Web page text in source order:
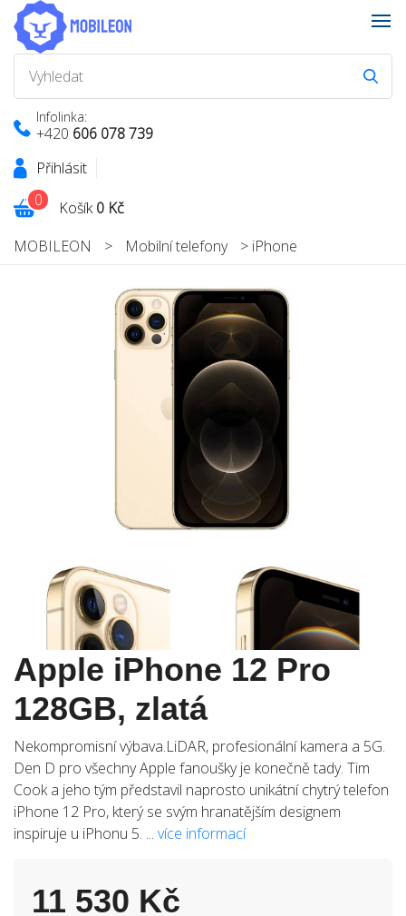
Infolinka:
+420 606 078 739
Přihlásit
Košík0 Kč
0
MOBILEON > Mobilní telefony > iPhone
Apple iPhone 12 Pro
128GB, zlatá
Nekompromisní výbava.LiDAR, profesionální kamera a 5G.
Den D pro všechny Apple fanoušky je konečně tady. Tim
Cook a jeho tým představil naprosto unikátní chytrý telefon
iPhone 12 Pro, který se svým hranatějším designem
inspiruje u iPhonu 5. ... více informací
11 530 Kč